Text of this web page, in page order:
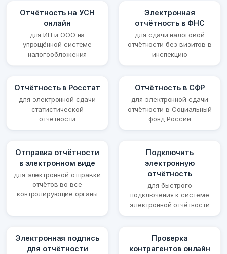
Отчётность на УСН
онлайн
для ИП и ООО на
упрощённой системе
налогообложения
Электронная
отчётность в ФНС
для сдачи налоговой
отчётности без визитов в
инспекцию
Отчётность в Росстат
для электронной сдачи
статистической
отчётности
Отчётность в СФР
для электронной сдачи
отчётности в Социальный
фонд России
Отправка отчётности
в электронном виде
для электронной отправки
отчётов во все
контролирующие органы
Подключить
электронную
отчётность
для быстрого
подключения к системе
электронной отчётности
Электронная подпись
для отчётности
Проверка
контрагентов онлайн